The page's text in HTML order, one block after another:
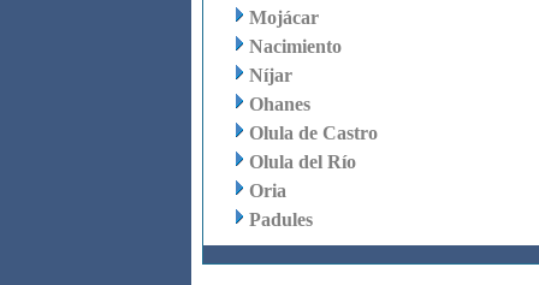
Mojácar
Nacimiento
Níjar
Ohanes
Olula de Castro
Olula del Río
Oria
Padules